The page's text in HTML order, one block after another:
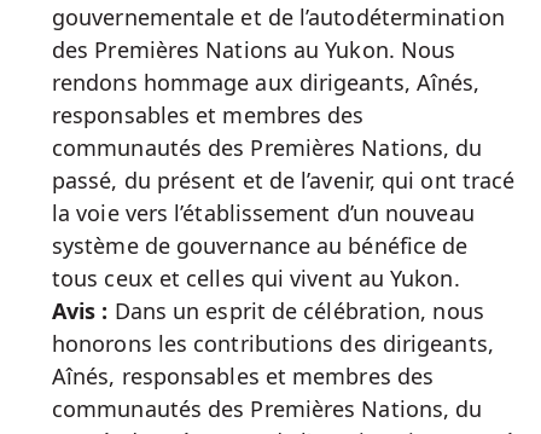
gouvernementale et de l’autodétermination
des Premières Nations au Yukon. Nous
rendons hommage aux dirigeants, Aînés,
responsables et membres des
communautés des Premières Nations, du
passé, du présent et de l’avenir, qui ont tracé
la voie vers l’établissement d’un nouveau
système de gouvernance au bénéfice de
tous ceux et celles qui vivent au Yukon.
Avis : Dans un esprit de célébration, nous
honorons les contributions des dirigeants,
Aînés, responsables et membres des
communautés des Premières Nations, du